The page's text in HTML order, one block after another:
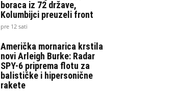
boraca iz 72 države,
Kolumbijci preuzeli front
pre 12 sati
Američka mornarica krstila
novi Arleigh Burke: Radar
SPY-6 priprema flotu za
balističke i hipersonične
rakete